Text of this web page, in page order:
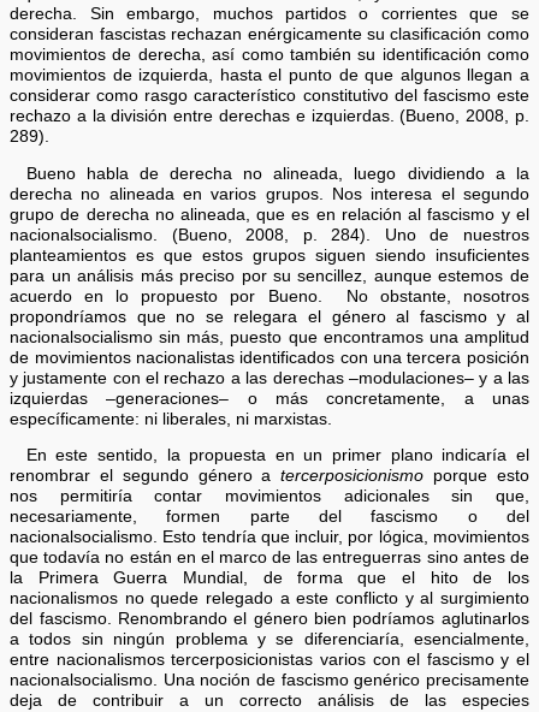
derecha. Sin embargo, muchos partidos o corrientes que se
consideran fascistas rechazan enérgicamente su clasificación como
movimientos de derecha, así como también su identificación como
movimientos de izquierda, hasta el punto de que algunos llegan a
considerar como rasgo característico constitutivo del fascismo este
rechazo a la división entre derechas e izquierdas. (Bueno, 2008, p.
289).
Bueno habla de derecha no alineada, luego dividiendo a la
derecha no alineada en varios grupos. Nos interesa el segundo
grupo de derecha no alineada, que es en relación al fascismo y el
nacionalsocialismo. (Bueno, 2008, p. 284). Uno de nuestros
planteamientos es que estos grupos siguen siendo insuficientes
para un análisis más preciso por su sencillez, aunque estemos de
acuerdo en lo propuesto por Bueno. No obstante, nosotros
propondríamos que no se relegara el género al fascismo y al
nacionalsocialismo sin más, puesto que encontramos una amplitud
de movimientos nacionalistas identificados con una tercera posición
y justamente con el rechazo a las derechas –modulaciones– y a las
izquierdas –generaciones– o más concretamente, a unas
específicamente: ni liberales, ni marxistas.
En este sentido, la propuesta en un primer plano indicaría el
renombrar el segundo género atercerposicionismo porque esto
nos permitiría contar movimientos adicionales sin que,
necesariamente, formen parte del fascismo o del
nacionalsocialismo. Esto tendría que incluir, por lógica, movimientos
que todavía no están en el marco de las entreguerras sino antes de
la Primera Guerra Mundial, de forma que el hito de los
nacionalismos no quede relegado a este conflicto y al surgimiento
del fascismo. Renombrando el género bien podríamos aglutinarlos
a todos sin ningún problema y se diferenciaría, esencialmente,
entre nacionalismos tercerposicionistas varios con el fascismo y el
nacionalsocialismo. Una noción de fascismo genérico precisamente
deja de contribuir a un correcto análisis de las especies